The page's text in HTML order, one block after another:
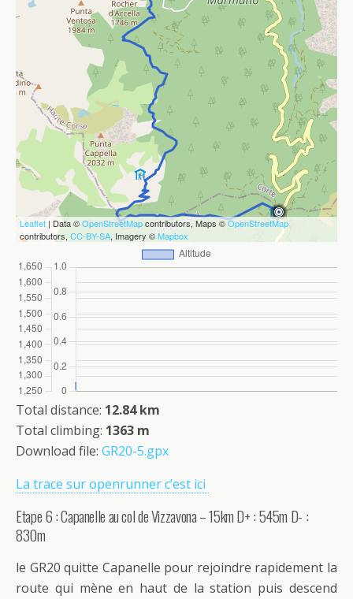
Leaflet | Data ©OpenStreetMapcontributors, Maps ©OpenStreetMap
contributors, CC-BY-SA, Imagery ©Mapbox
Total distance: 12.84 km
Total climbing: 1363 m
Download file: GR20-5.gpx
La trace sur openrunner c’est ici
Etape 6 : Capanelle au col de Vizzavona – 15km D+ : 545m D- :
830m
le GR20 quitte Capanelle pour rejoindre rapidement la
route qui mène en haut de la station puis descend